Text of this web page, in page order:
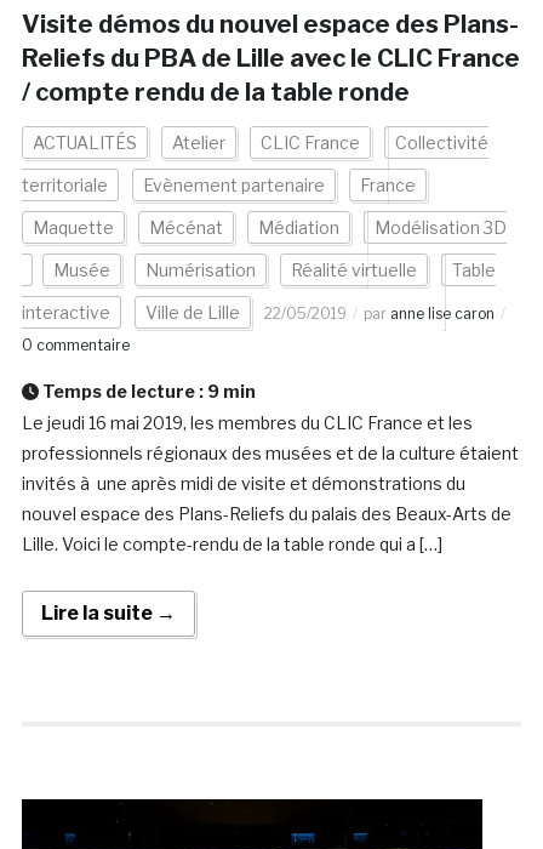
Visite démos du nouvel espace des Plans-
Reliefs du PBA de Lille avec le CLIC France
/ compte rendu de la table ronde
ACTUALITÉS Atelier CLIC France Collectivité
territoriale Evènement partenaire France
Maquette Mécénat Médiation Modélisation 3D
Musée Numérisation Réalité virtuelle Table
interactive Ville de Lille 22/05/2019 par anne lise caron
0 commentaire
Temps de lecture : 9 min
Le jeudi 16 mai 2019, les membres du CLIC France et les
professionnels régionaux des musées et de la culture étaient
invités à une après midi de visite et démonstrations du
nouvel espace des Plans-Reliefs du palais des Beaux-Arts de
Lille. Voici le compte-rendu de la table ronde qui a […]
Lire la suite →